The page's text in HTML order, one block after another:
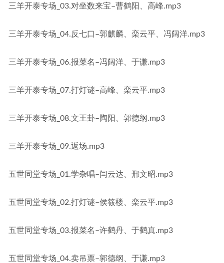
三羊开泰专场_03.对坐数来宝–曹鹤阳、高峰.mp3
三羊开泰专场_04.反七口–郭麒麟、栾云平、冯阔洋.mp3
三羊开泰专场_06.报菜名–冯阔洋、于谦.mp3
三羊开泰专场_07.打灯谜–高峰、栾云平.mp3
三羊开泰专场_08.文王卦–陶阳、郭德纲.mp3
三羊开泰专场_09.返场.mp3
五世同堂专场_01.学杂唱–闫云达、邢文昭.mp3
五世同堂专场_02.打灯谜–侯筱楼、栾云平.mp3
五世同堂专场_03.报菜名–许鹤丹、于鹤真.mp3
五世同堂专场_04.卖吊票–郭德纲、于谦.mp3